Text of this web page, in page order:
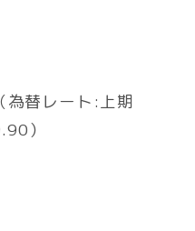
為替レート:上期
）